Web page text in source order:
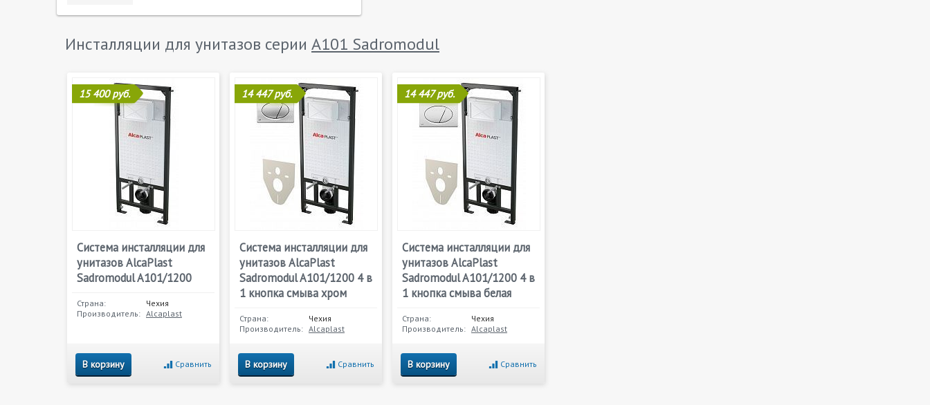
Инсталляции для унитазов серии A101 Sadromodul
15 400 руб.
Система инсталляции для
унитазов AlcaPlast
Sadromodul A101/1200
Страна:
Чехия
Производитель: Alcaplast
В корзину Сравнить
14 447 руб.
Система инсталляции для
унитазов AlcaPlast
Sadromodul A101/1200 4 в
1 кнопка смыва хром
Страна:
Чехия
Производитель: Alcaplast
В корзину Сравнить
14 447 руб.
Система инсталляции для
унитазов AlcaPlast
Sadromodul A101/1200 4 в
1 кнопка смыва белая
Страна:
Чехия
Производитель: Alcaplast
В корзину Сравнить